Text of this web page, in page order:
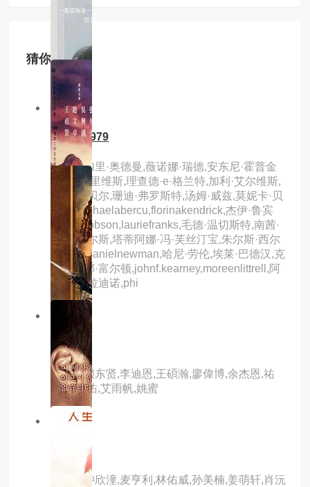
猜你喜欢
3.0分 hd
吸血鬼1979
主演：加里·奥德曼,薇诺娜·瑞德,安东尼·霍普金
斯,基努·里维斯,理查德·e·格兰特,加利·艾尔维斯,
比利·坎贝尔,珊迪·弗罗斯特,汤姆·威兹,莫妮卡·贝
鲁奇,michaelabercu,florinakendrick,杰伊·鲁宾
逊,i.m.hobson,lauriefranks,毛德·温切斯特,南茜·
林韩·查尔斯,塔蒂阿娜·冯·芙丝汀宝,朱尔斯·西尔
维斯特,danielnewman,哈尼·劳伦,埃莱·巴德汉,克
里斯蒂娜·富尔顿,johnf.kearney,moreenlittrell,阿
达莫·帕拉迪诺,phi
8.0分 hd
约定
主演：赖东贤,李迪恩,王碩瀚,廖偉博,余杰恩,祐
琋,林家佑,艾雨帆,姚蜜
3.0分 hd
主演：钟欣潼,麦亨利,林佑威,孙美楠,姜萌轩,肖沅